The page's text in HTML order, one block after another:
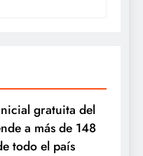
gratuita del
a más de 148
todo el país